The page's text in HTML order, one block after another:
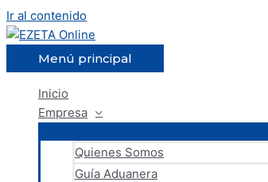
Ir al contenido
Menú principal
Inicio
Empresa
Quienes Somos
Guía Aduanera